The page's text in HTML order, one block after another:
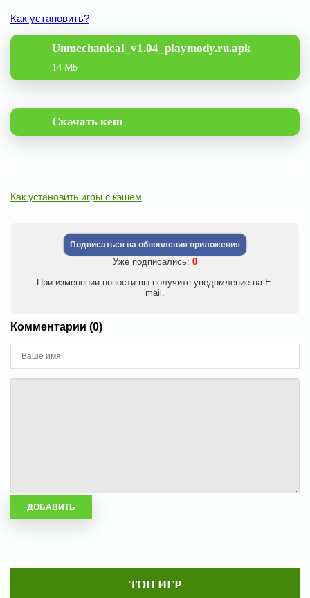
Как установить?
Unmechanical_v1.04_playmody.ru.apk
14 Mb
Скачать кеш
Как установить игры с кэшем
Подписаться на обновления приложения
Уже подписались: 0
При изменении новости вы получите уведомление на E-
mail.
Комментарии (0)
ТОП ИГР